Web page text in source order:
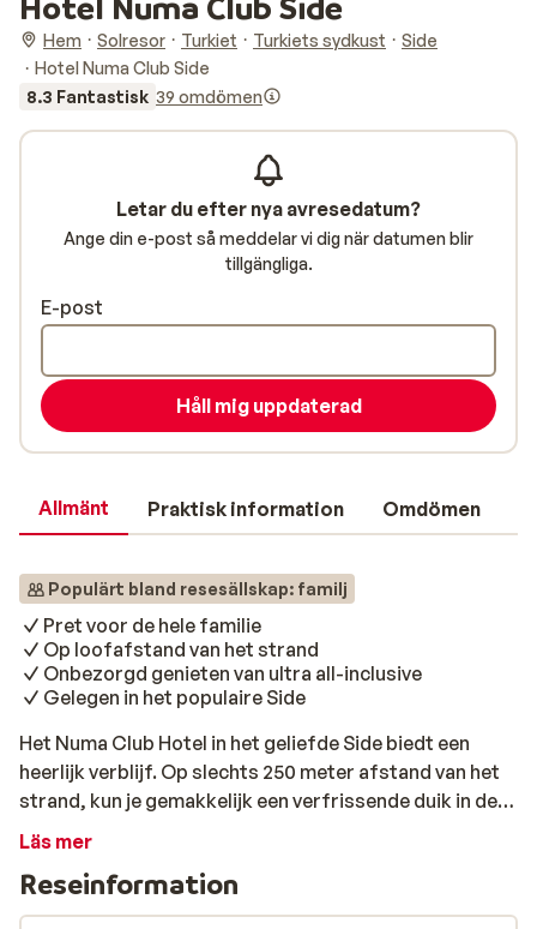
Hem Solresor Turkiet Turkiets sydkust
Side
Hotel Numa Club Side
8.3 Fantastisk 39 omdömen
Allmänt Praktisk information Omdömen
Populärt bland resesällskap: familj
Pret voor de hele familie
Op loofafstand van het strand
Onbezorgd genieten van ultra all-inclusive
Gelegen in het populaire Side
Het Numa Club Hotel in het geliefde Side biedt een
heerlijk verblijf. Op slechts 250 meter afstand van het
strand, kun je gemakkelijk een verfrissende duik in de
zee nemen. Terug in het hotel geniet je ook van allerlei
kleintjes zich vermaken in het kinderbadje of van de
glijbaan roetsjen. Er is ook een speeltuin en kidsclub
Läs mer
Reseinformation
Letar du efter nya avresedatum?
Ange din e-post så meddelar vi dig när datumen blir
tillgängliga.
E-post
Håll mig uppdaterad